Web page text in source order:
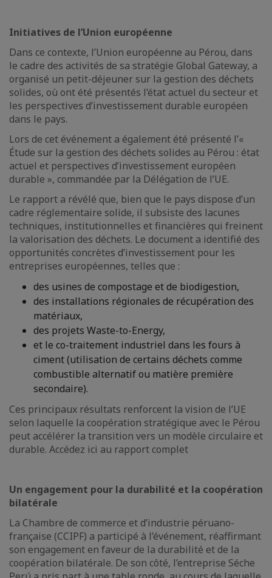
Initiatives de l’Union européenne
Dans ce contexte, l’Union européenne au Pérou, dans
le cadre des activités de sa stratégie Global Gateway, a
organisé un petit-déjeuner sur la gestion des déchets
solides, où ont été présentés l’état actuel du secteur et
les perspectives d’investissement durable européen
dans le pays.
Lors de cet événement a également été présenté l’«
Étude sur la gestion des déchets solides au Pérou : état
actuel et perspectives d’investissement européen
durable », commandée par la Délégation de l’UE.
Le rapport a révélé que, bien que le pays dispose d’un
cadre réglementaire solide, il subsiste des lacunes
techniques, institutionnelles et financières qui freinent
la valorisation des déchets. Le document a identifié des
opportunités concrètes d’investissement pour les
entreprises européennes, telles que :
des usines de compostage et de biodigestion,
des installations régionales de récupération des
matériaux,
des projets Waste-to-Energy,
et le co-traitement industriel dans les fours à
ciment (utilisation de certains déchets comme
combustible alternatif ou matière première
secondaire).
Ces principaux résultats renforcent la vision de l’UE
selon laquelle la coopération stratégique avec le Pérou
peut accélérer la transition vers un modèle circulaire et
durable. Accédez ici au rapport complet
Un engagement pour la durabilité et la coopération
bilatérale
La Chambre de commerce et d’industrie péruano-
française (CCIPF) a participé à l’événement, réaffirmant
son engagement en faveur de la durabilité et de la
coopération bilatérale. De son côté, l’entreprise Séche